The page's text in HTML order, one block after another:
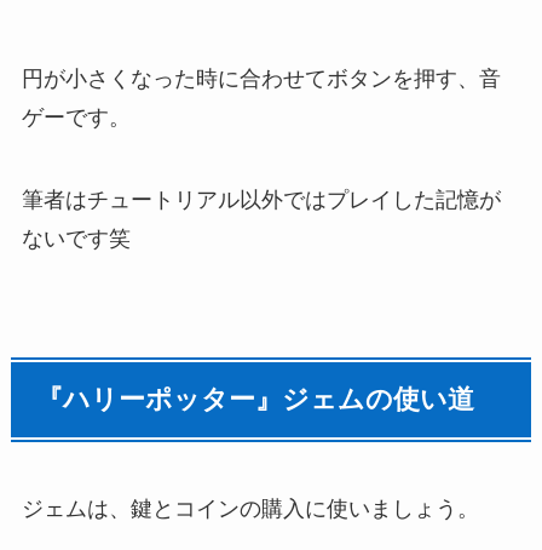
円が小さくなった時に合わせてボタンを押す、音
ゲーです。
筆者はチュートリアル以外ではプレイした記憶が
ないです笑
『ハリーポッター』ジェムの使い道
ジェムは、鍵とコインの購入に使いましょう。